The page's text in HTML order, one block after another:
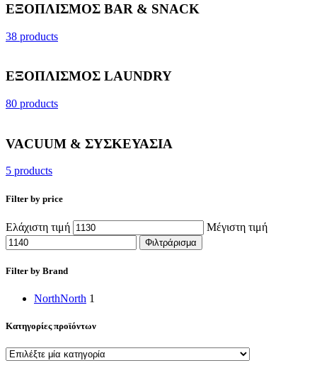
ΕΞΟΠΛΙΣΜΟΣ BAR & SNACK
38 products
ΕΞΟΠΛΙΣΜΟΣ LAUNDRY
80 products
VACUUM & ΣΥΣΚΕΥΑΣΙΑ
5 products
Filter by price
Ελάχιστη τιμή Μέγιστη τιμή
Φιλτράρισμα
Filter by Brand
NorthNorth 1
Κατηγορίες προϊόντων